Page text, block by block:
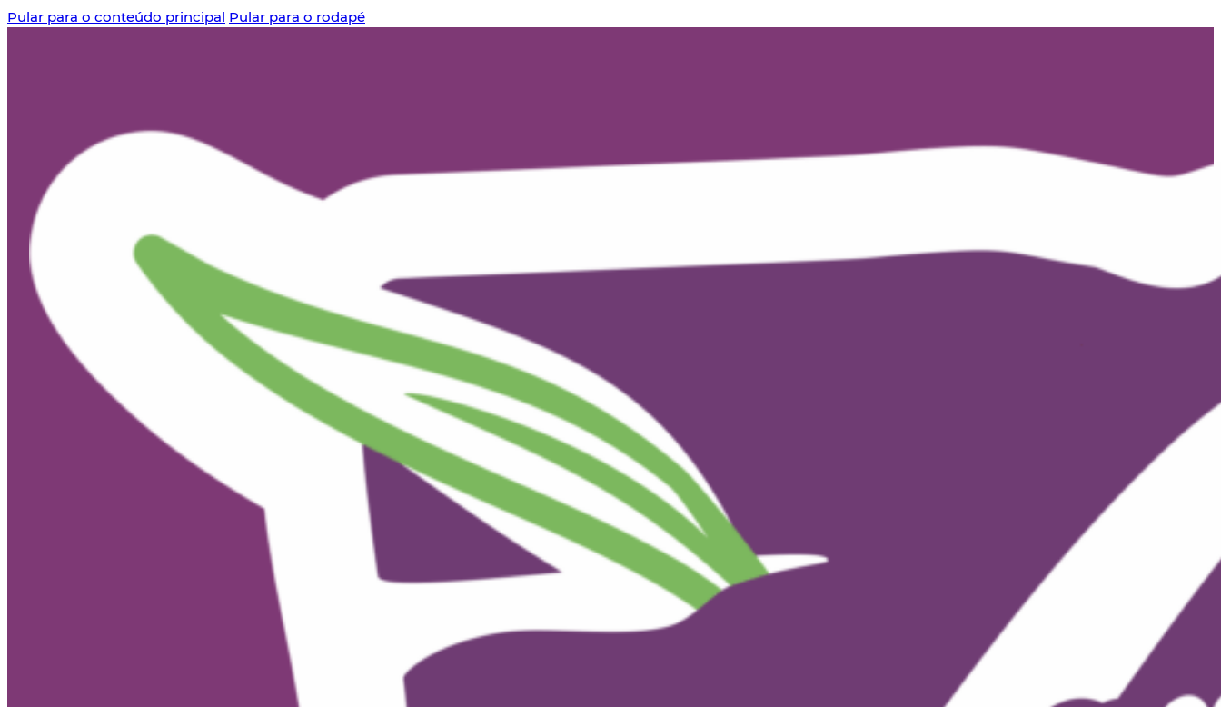
Pular para o conteúdo principal Pular para o rodapé